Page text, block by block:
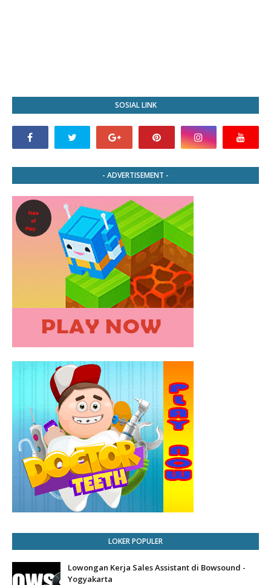
SOSIAL LINK
- ADVERTISEMENT -
LOKER POPULER
Lowongan Kerja Sales Assistant di Bowsound -
Yogyakarta